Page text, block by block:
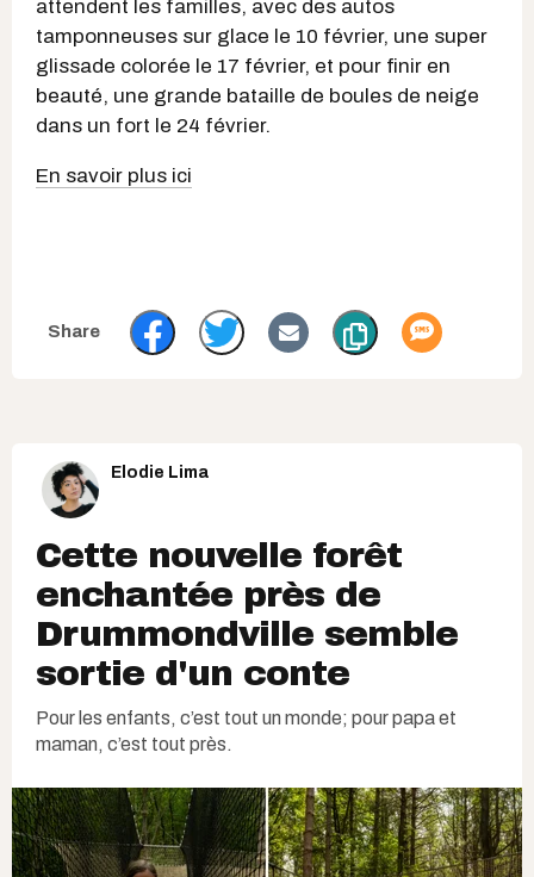
attendent les familles, avec des autos
tamponneuses sur glace le 10 février, une super
glissade colorée le 17 février, et pour finir en
beauté, une grande bataille de boules de neige
dans un fort le 24 février.
En savoir plus ici
Elodie Lima
Cette nouvelle forêt
enchantée près de
Drummondville semble
sortie d'un conte
Pour les enfants, c’est tout un monde; pour papa et
maman, c’est tout près.